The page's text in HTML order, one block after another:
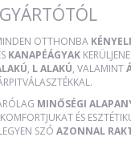
OTTHONBA
KANAPÉÁGYAK
, L ALAKÚ, VALAMINT
MINŐSÉGI
ÉS
SZÓ AZONNAL